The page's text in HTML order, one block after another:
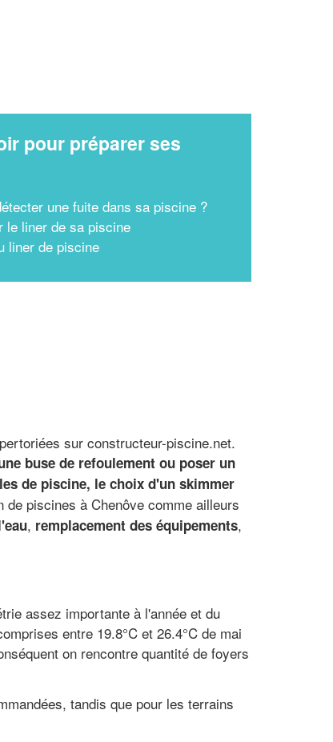
pour préparer ses
une fuite dans sa piscine ?
le liner de sa piscine
liner de piscine
sur constructeur-piscine.net.
buse de refoulement ou poser un
de piscine, le choix d'un skimmer
piscines à Chenôve comme ailleurs
, remplacement des équipements,
assez importante à l'année et du
entre 19.8°C et 26.4°C de mai
on rencontre quantité de foyers
tandis que pour les terrains
nouveaux clients!
En savoir plus